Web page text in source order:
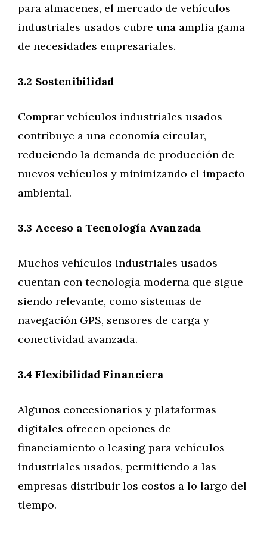
para almacenes, el mercado de vehículos
industriales usados cubre una amplia gama
de necesidades empresariales.
3.2 Sostenibilidad
Comprar vehículos industriales usados
contribuye a una economía circular,
reduciendo la demanda de producción de
nuevos vehículos y minimizando el impacto
ambiental.
3.3 Acceso a Tecnología Avanzada
Muchos vehículos industriales usados
cuentan con tecnología moderna que sigue
siendo relevante, como sistemas de
navegación GPS, sensores de carga y
conectividad avanzada.
3.4 Flexibilidad Financiera
Algunos concesionarios y plataformas
digitales ofrecen opciones de
financiamiento o leasing para vehículos
industriales usados, permitiendo a las
empresas distribuir los costos a lo largo del
tiempo.